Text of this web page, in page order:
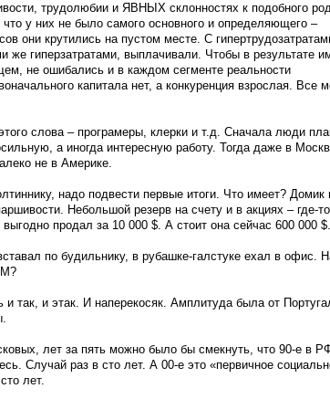
трудолюбии и ЯВНЫХ склонностях к подобного
у них не было самого основного и определяющего –
они крутились на пустом месте. С
же гиперзатратами, выплачивали. Чтобы в результате
не ошибались и в каждом сегменте реальности
капитала нет, а конкуренция взрослая. Все
слова – програмеры, клерки и т.д. Сначала люди
а иногда интересную работу. Тогда даже в
не в Америке.
надо подвести первые итоги. Что имеет? Домик
Небольшой резерв на счету и в акциях – где-
продал за 10 000 $. А стоит она сейчас 600 000 $.
по будильнику, в рубашке-галстуке ехал в офис.
так, и этак. И наперекосяк. Амплитуда была от
лет за пять можно было бы смекнуть, что 90-е в
Случай раз в сто лет. А 00-е это «первичное
лет.